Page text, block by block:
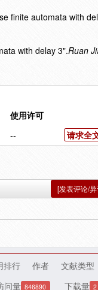
finite automata with
with delay 3".Ruan
使用许可
-- 请求全
[发表评论/
排行 作者 文献类型
问量 846890 下载量 2